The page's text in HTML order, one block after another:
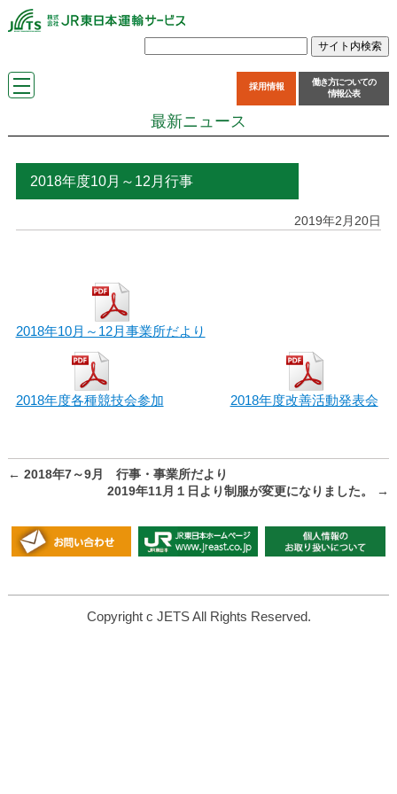
採用情報
働き方についての
情報公表
最新ニュース
2018年度10月～12月行事
2019年2月20日
2018年10月～12月事業所だより
2018年度各種競技会参加 2018年度改善活動発表会
← 2018年7～9月 行事・事業所だより
2019年11月１日より制服が変更になりました。
→
Copyright c JETS All Rights Reserved.